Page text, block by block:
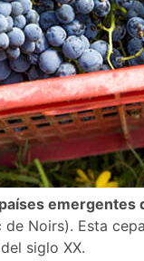
emergentes
Noirs). Esta
siglo XX.